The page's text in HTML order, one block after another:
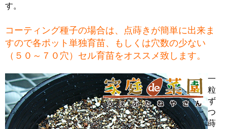
す。
コーティング種子の場合は、点蒔きが簡単に出来ま
すので各ポット単独育苗、もしくは穴数の少ない
（５０～７０穴）セル育苗をオススメ致します。
一
粒
ず
つ
蒔